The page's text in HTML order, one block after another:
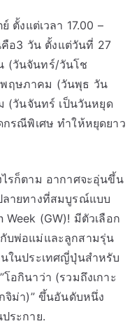
ตั้งแต่เวลา 17.00 –
อ3 วัน ตั้งแต่วันที่ 27
(วันจันทร์/วันโช
พฤษภาคม (วันพุธ วัน
(วันจันทร์ เป็นวันหยุด
กรณีพิเศษ ทำให้หยุดยาว
รก็ตาม อากาศจะอุ่นขึ้น
ายทางที่สมบูรณ์แบบ
(GW)! มีตัวเลือก
บพ่อแม่และลูกสามรุ่น
ในประเทศญี่ปุ่นสำหรับ
อกินาว่า (รวมถึงเกาะ
จิม่า)” ขึ้นอันดับหนึ่ง
ระกาย.